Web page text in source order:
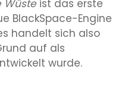
Wüsteist das erste
BlackSpace-Engine
handelt sich also
auf als
wurde.